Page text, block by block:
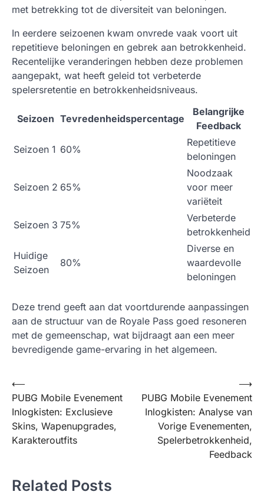
met betrekking tot de diversiteit van beloningen.
In eerdere seizoenen kwam onvrede vaak voort uit
repetitieve beloningen en gebrek aan betrokkenheid.
Recentelijke veranderingen hebben deze problemen
aangepakt, wat heeft geleid tot verbeterde
spelersretentie en betrokkenheidsniveaus.
Seizoen Tevredenheidspercentage
Belangrijke
Feedback
Seizoen 1 60%
Repetitieve
beloningen
Seizoen 2 65%
Noodzaak
voor meer
variëteit
Seizoen 3 75%
Verbeterde
betrokkenheid
Huidige
Seizoen
80%
Diverse en
waardevolle
beloningen
Deze trend geeft aan dat voortdurende aanpassingen
aan de structuur van de Royale Pass goed resoneren
met de gemeenschap, wat bijdraagt aan een meer
bevredigende game-ervaring in het algemeen.
Post
navigation
⟵
PUBG Mobile Evenement
Inlogkisten: Exclusieve
Skins, Wapenupgrades,
Karakteroutfits
PUBG Mobile Evenement
Inlogkisten: Analyse van
Vorige Evenementen,
Spelerbetrokkenheid,
Feedback
⟶
Related Posts